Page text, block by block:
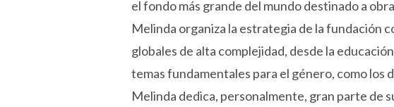
el fondo más grande del mundo destinado a
Melinda organiza la estrategia de la fundación
globales de alta complejidad, desde la
temas fundamentales para el género, como los
Melinda dedica, personalmente, gran parte de